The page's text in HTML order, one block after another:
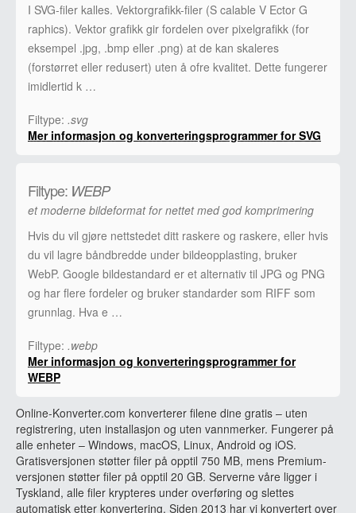
I SVG-filer kalles. Vektorgrafikk-filer (S calable V Ector G
raphics). Vektor grafikk gir fordelen over pixelgrafikk (for
eksempel .jpg, .bmp eller .png) at de kan skaleres
(forstørret eller redusert) uten å ofre kvalitet. Dette fungerer
imidlertid k …
Filtype: .svg
Mer informasjon og konverteringsprogrammer for SVG
Filtype: WEBP
et moderne bildeformat for nettet med god komprimering
Hvis du vil gjøre nettstedet ditt raskere og raskere, eller hvis
du vil lagre båndbredde under bildeopplasting, bruker
WebP. Google bildestandard er et alternativ til JPG og PNG
og har flere fordeler og bruker standarder som RIFF som
grunnlag. Hva e …
Filtype: .webp
Mer informasjon og konverteringsprogrammer for
WEBP
Online-Konverter.com konverterer filene dine gratis – uten
registrering, uten installasjon og uten vannmerker. Fungerer på
alle enheter – Windows, macOS, Linux, Android og iOS.
Gratisversjonen støtter filer på opptil 750 MB, mens Premium-
versjonen støtter filer på opptil 20 GB. Serverne våre ligger i
Tyskland, alle filer krypteres under overføring og slettes
automatisk etter konvertering. Siden 2013 har vi konvertert over